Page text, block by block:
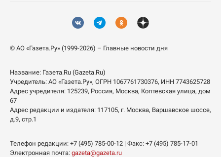
© АО «Газета.Ру» (1999-2026) – Главные новости дня
Название: Газета.Ru (Gazeta.Ru)
Учредитель: АО «Газета.Ру», ОГРН 1067761730376, ИНН 7743625728
Адрес учредителя: 125239, Россия, Москва, Коптевская улица, дом
67
Адрес редакции и издателя: 117105, г. Москва, Варшавское шоссе,
д.9, стр.1
Телефон редакции: +7 (495) 785-00-12 | Факс: +7 (495) 785-17-01
Электронная почта: gazeta@gazeta.ru